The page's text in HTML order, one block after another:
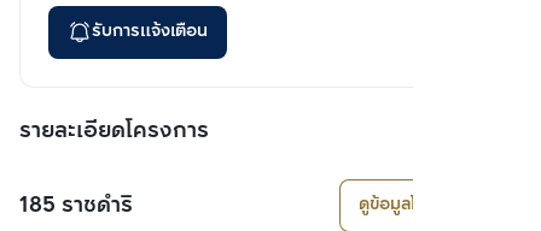
รับการแจ้งเตือน
รายละเอียดโครงการ
185 ราชดำริ ดูข้อมูลโครงการ